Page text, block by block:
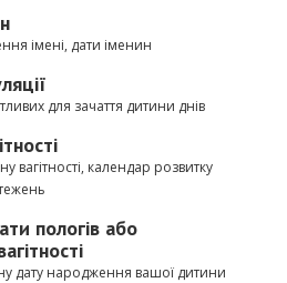
імені, дати іменин
для зачаття дитини днів
вагітності, календар розвитку
пологів або
дату народження вашої дитини